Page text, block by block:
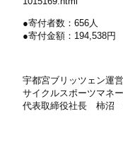
●寄付者数：656人
●寄付金額：194,538円
宇都宮ブリッツェン運
サイクルスポーツマネ
代表取締役社長 柿沼